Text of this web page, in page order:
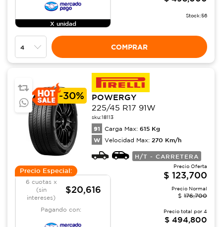
X unidad
Stock:56
COMPRAR
-30%
POWERGY
225/45 R17 91W
sku:18113
91 Carga Max: 615 Kg
W Velocidad Max: 270 Km/h
H/T - CARRETERA
Precio Especial:
6 cuotas x
(sin
intereses)
$20,616
Pagando con:
Precio Oferta
$ 123,700
Precio Normal
$ 176,700
Precio total por 4
$ 494,800